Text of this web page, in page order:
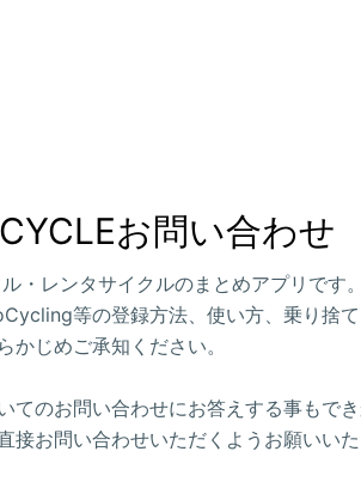
お問い合わせ
・レンタサイクルのまとめアプリです。
等の登録方法、使い方、乗り捨
かじめご承知ください。
てのお問い合わせにお答えする事もで
接お問い合わせいただくようお願いいた